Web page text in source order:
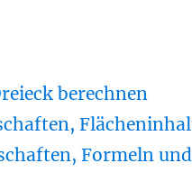
berechnen
Formeln